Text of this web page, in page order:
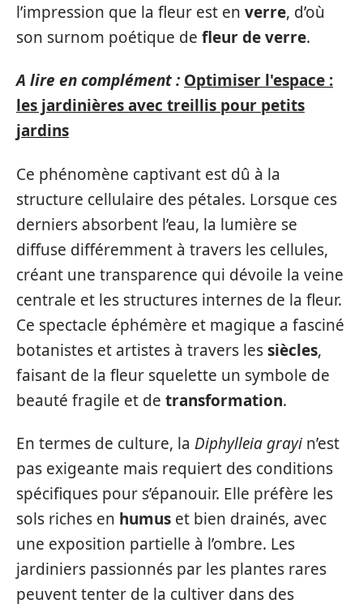
l’impression que la fleur est en verre, d’où
son surnom poétique de fleur de verre.
A lire en complément : Optimiser l'espace :
les jardinières avec treillis pour petits
jardins
Ce phénomène captivant est dû à la
structure cellulaire des pétales. Lorsque ces
derniers absorbent l’eau, la lumière se
diffuse différemment à travers les cellules,
créant une transparence qui dévoile la veine
centrale et les structures internes de la fleur.
Ce spectacle éphémère et magique a fasciné
botanistes et artistes à travers lessiècles,
faisant de la fleur squelette un symbole de
beauté fragile et de transformation.
En termes de culture, la Diphylleia grayi n’est
pas exigeante mais requiert des conditions
spécifiques pour s’épanouir. Elle préfère les
sols riches en humus et bien drainés, avec
une exposition partielle à l’ombre. Les
jardiniers passionnés par les plantes rares
peuvent tenter de la cultiver dans des